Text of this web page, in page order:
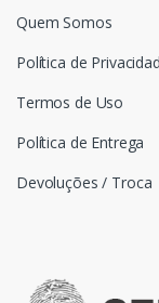
Quem Somos
Política de
Termos de Uso
Política de Entrega
Devoluções / Troca